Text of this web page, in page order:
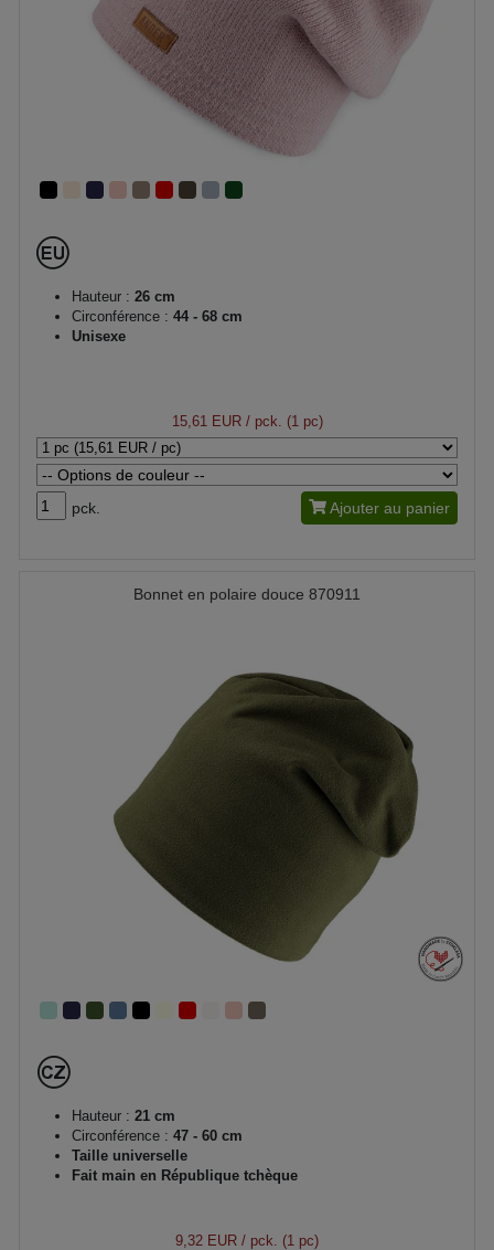
Hauteur : 26 cm
Circonférence : 44 - 68 cm
Unisexe
15,61 EUR/ pck. (1 pc)
pck. Ajouter au panier
Bonnet en polaire douce 870911
Hauteur : 21 cm
Circonférence : 47 - 60 cm
Taille universelle
Fait main en République tchèque
9,32 EUR / pck. (1 pc)